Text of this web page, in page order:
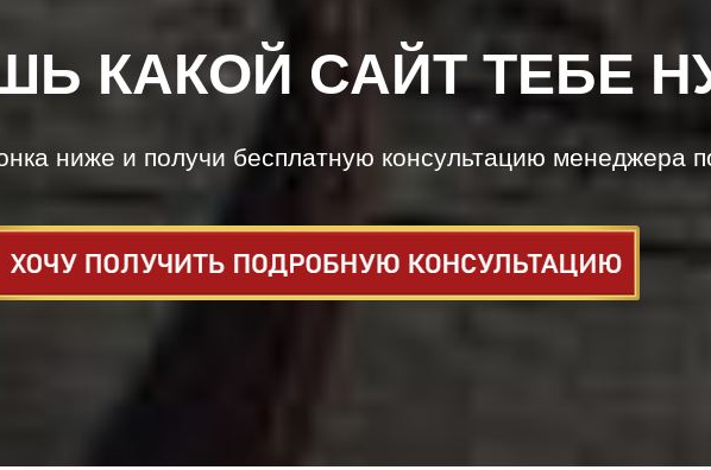
КАКОЙ САЙТ ТЕБЕ
ниже и получи бесплатную консультацию менеджера